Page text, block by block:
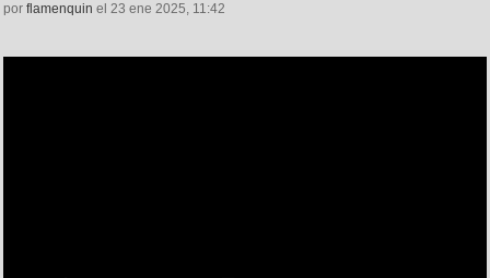
por flamenquin el 23 ene 2025, 11:42